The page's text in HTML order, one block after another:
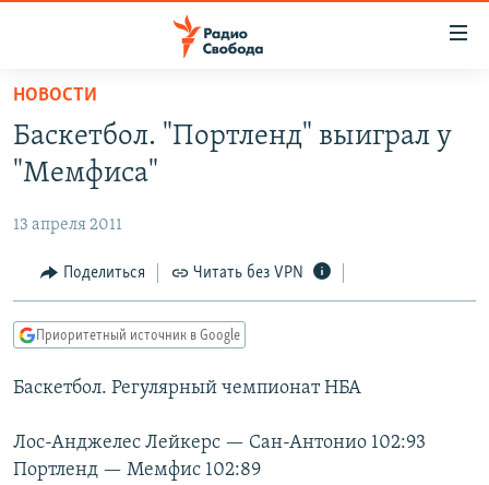
упрощенного
доступа
Вернуться
основному
Вернутся
главной
навигации
Вернутся
поиску
ПРОГРАММЫ
ПОДКАСТЫ
АВТОРСКИЕ ПРОЕКТЫ
ЦИТАТЫ СВОБОДЫ
МНЕНИЯ
IDEL.РЕАЛИИ
КАВКАЗ.РЕАЛИИ
СЕВЕР.РЕАЛИИ
СИБИРЬ.РЕАЛИИ
НОВОСТИ
Баскетбол. "Портленд" выиграл у
"Мемфиса"
13 апреля 2011
Поделиться Читать без VPN
Приоритетный источник в Google
Баскетбол. Регулярный чемпионат НБА
Лос-Анджелес Лейкерс — Сан-Антонио 102:93
Портленд — Мемфис 102:89